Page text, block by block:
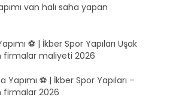
van halı saha yapan
⚽ | İkber Spor Yapıları Uşak
firmalar maliyeti 2026
Yapımı ⚽ | İkber Spor Yapıları –
firmalar 2026